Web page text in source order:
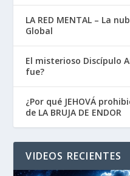
LA RED MENTAL – La
Global
El misterioso Discípulo
fue?
¿Por qué JEHOVÁ
de LA BRUJA DE ENDOR
VIDEOS RECIENTES